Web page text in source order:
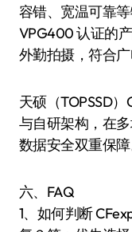
容错、宽温可靠
VPG400 认证的
外勤拍摄，符合广
天硕（TOPSSD
与自研架构，在
数据安全双重保障
六、FAQ
1、如何判断